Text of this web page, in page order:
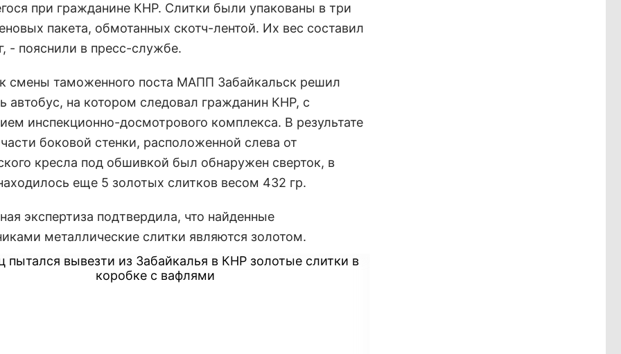
при гражданине КНР. Слитки были упакованы в три
пакета, обмотанных скотч-лентой. Их вес составил
- пояснили в пресс-службе.
смены таможенного поста МАПП Забайкальск решил
автобус, на котором следовал гражданин КНР, с
инспекционно-досмотрового комплекса. В результате
боковой стенки, расположенной слева от
кресла под обшивкой был обнаружен сверток, в
еще 5 золотых слитков весом 432 гр.
экспертиза подтвердила, что найденные
металлические слитки являются золотом.